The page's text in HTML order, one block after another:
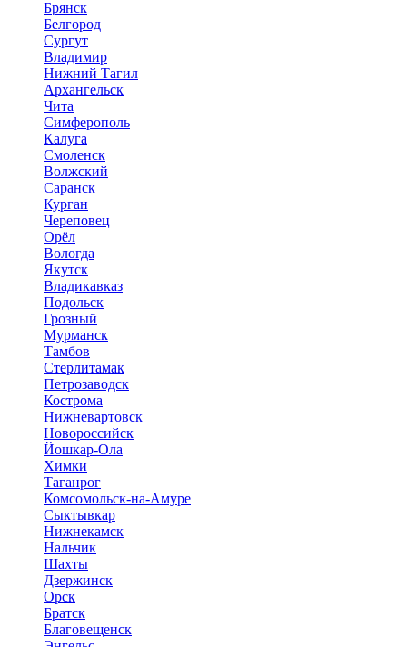
Брянск
Белгород
Сургут
Владимир
Нижний Тагил
Архангельск
Чита
Симферополь
Калуга
Смоленск
Волжский
Саранск
Курган
Череповец
Орёл
Вологда
Якутск
Владикавказ
Подольск
Грозный
Мурманск
Тамбов
Стерлитамак
Петрозаводск
Кострома
Нижневартовск
Новороссийск
Йошкар-Ола
Химки
Таганрог
Комсомольск-на-Амуре
Сыктывкар
Нижнекамск
Нальчик
Шахты
Дзержинск
Орск
Братск
Благовещенск